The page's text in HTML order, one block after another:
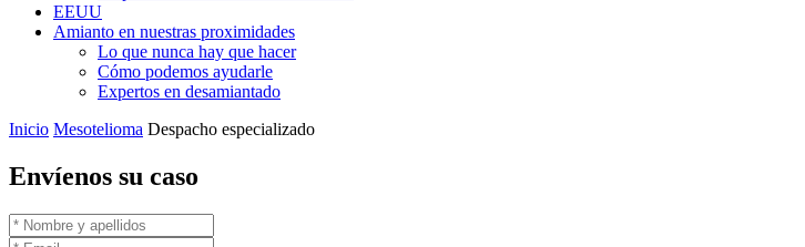
EEUU
Amianto en nuestras proximidades
Lo que nunca hay que hacer
Cómo podemos ayudarle
Expertos en desamiantado
Inicio Mesotelioma Despacho especializado
Envíenos su caso